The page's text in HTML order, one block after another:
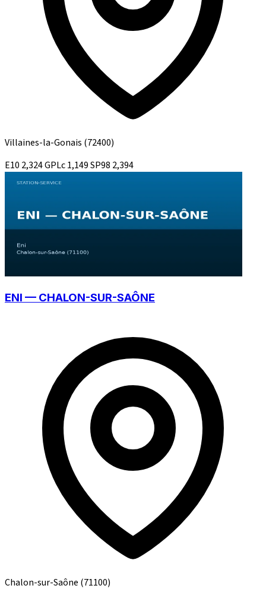
Villaines-la-Gonais (72400)
E10 2,324GPLc1,149SP98 2,394
ENI — CHALON-SUR-SAÔNE
Chalon-sur-Saône (71100)